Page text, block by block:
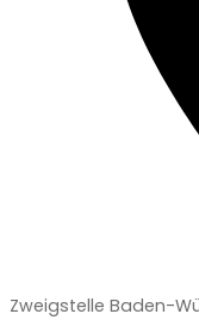
Zweigstelle Baden-